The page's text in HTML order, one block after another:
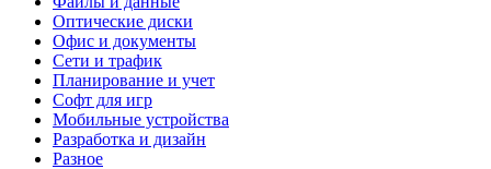
Оптические диски
Офис и документы
Сети и трафик
Планирование и учет
Софт для игр
Мобильные устройства
Разработка и дизайн
Разное